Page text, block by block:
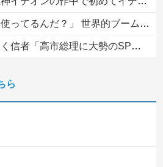
ムの日本の食品、買ってみたものの使い道が分からない外国人が続出
いです」→『山上のようなテロリストのせい』とリプされ「山上君が犯人だとまだ思っておら...
ン国民の怒り
ら